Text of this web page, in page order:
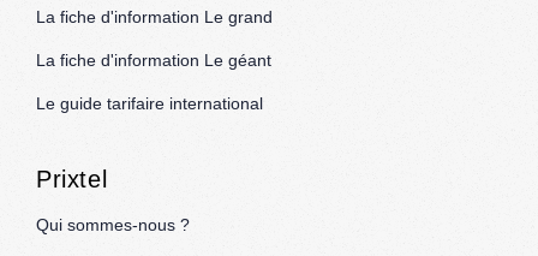
La fiche d'information Le grand
La fiche d'information Le géant
Le guide tarifaire international
Prixtel
Qui sommes-nous ?